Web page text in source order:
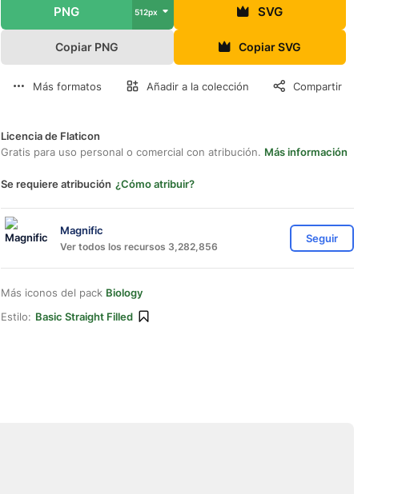
PNG 512px SVG
Copiar PNG Copiar SVG
Más formatos Añadir a la colección Compartir
Licencia de Flaticon
Gratis para uso personal o comercial con atribución. Más información
Se requiere atribución ¿Cómo atribuir?
Magnific
Ver todos los recursos 3,282,856
Seguir
Más iconos del pack Biology
Estilo: Basic Straight Filled